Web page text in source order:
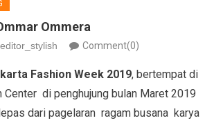
Ommera
editor_stylish Comment(0)
Fashion Week 2019, bertempat di
Center di penghujung bulan Maret 2019
dari pagelaran ragam busana karya